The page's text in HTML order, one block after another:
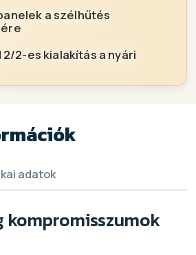
a szélhűtés
2/2-es kialakítás a nyári
adatok
kompromisszumok